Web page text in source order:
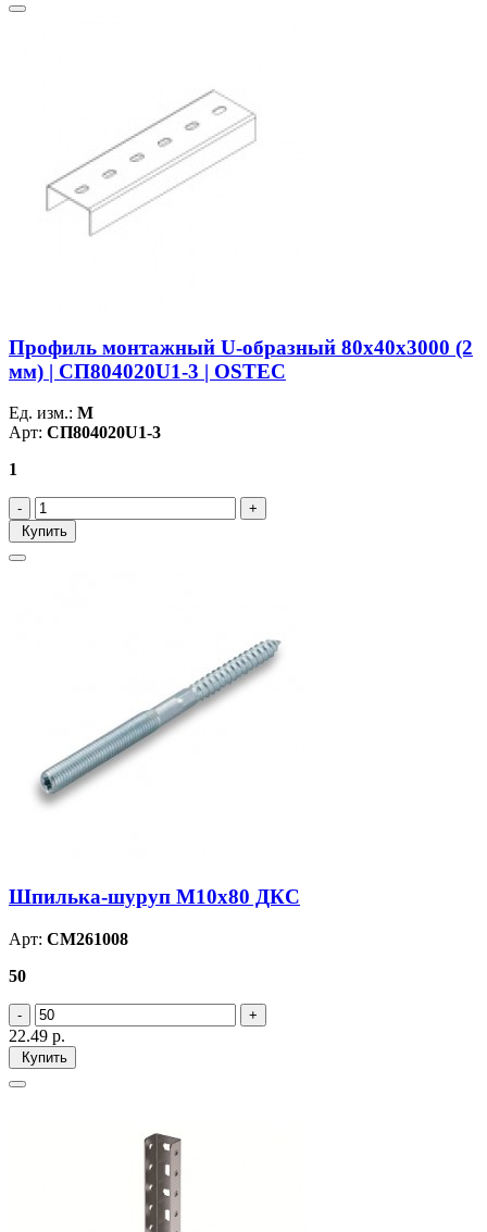
Профиль монтажный U-образный 80х40х3000 (2
мм) | СП804020U1-3 | OSTEC
Ед. изм.: М
Арт: СП804020U1-3
1
Купить
Шпилька-шуруп M10х80 ДКС
Арт: CM261008
50
22.49 р.
Купить